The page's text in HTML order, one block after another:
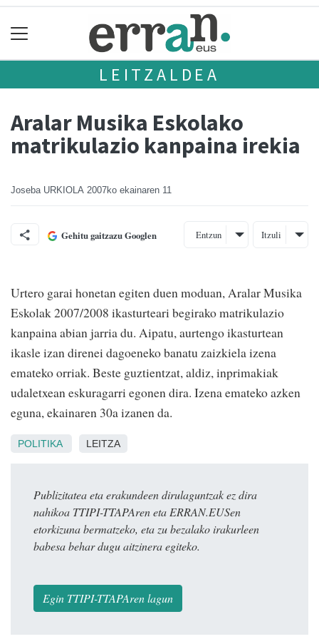
LEITZALDEA
Aralar Musika Eskolako
matrikulazio kanpaina irekia
Joseba URKIOLA 2007ko ekainaren 11
Gehitu gaitzazu Googlen Entzun Itzuli
Urtero garai honetan egiten duen moduan, Aralar Musika
Eskolak 2007/2008 ikasturteari begirako matrikulazio
kanpaina abian jarria du. Aipatu, aurtengo ikasturtean
ikasle izan direnei dagoeneko banatu zaizkiela izena
emateko orriak. Beste guztientzat, aldiz, inprimakiak
udaletxean eskuragarri egonen dira. Izena emateko azken
eguna, ekainaren 30a izanen da.
POLITIKA LEITZA
Publizitatea eta erakundeen dirulaguntzak ez dira
nahikoa TTIPI-TTAPAren eta ERRAN.EUSen
etorkizuna bermatzeko, eta zu bezalako irakurleen
babesa behar dugu aitzinera egiteko.
Egin TTIPI-TTAPAren lagun